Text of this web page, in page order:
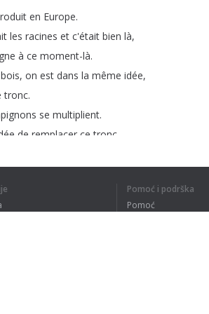
en Europe.
les racines et c'était bien là,
à ce moment-là.
bois, on est dans la même idée,
tronc.
se multiplient.
de remplacer ce tronc
champignons.
Pomoć i podrška
Pomoć